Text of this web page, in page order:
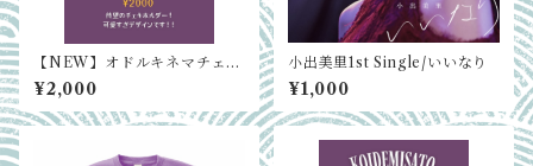
【NEW】オドルキネマチェキ
ホルダー
¥2,000
小出美里1st Single/いいなり
¥1,000